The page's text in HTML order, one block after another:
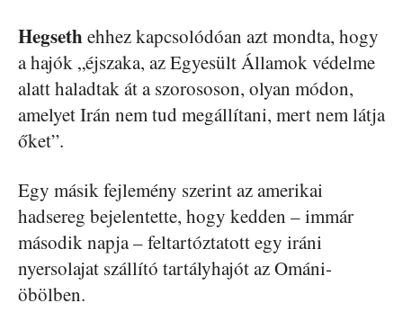
Hegsethehhez kapcsolódóan azt mondta, hogy
a hajók „éjszaka, az Egyesült Államok védelme
alatt haladtak át a szorososon, olyan módon,
amelyet Irán nem tud megállítani, mert nem látja
őket”.
Egy másik fejlemény szerint az amerikai
hadsereg bejelentette, hogy kedden – immár
második napja – feltartóztatott egy iráni
nyersolajat szállító tartályhajót az Ománi-
öbölben.